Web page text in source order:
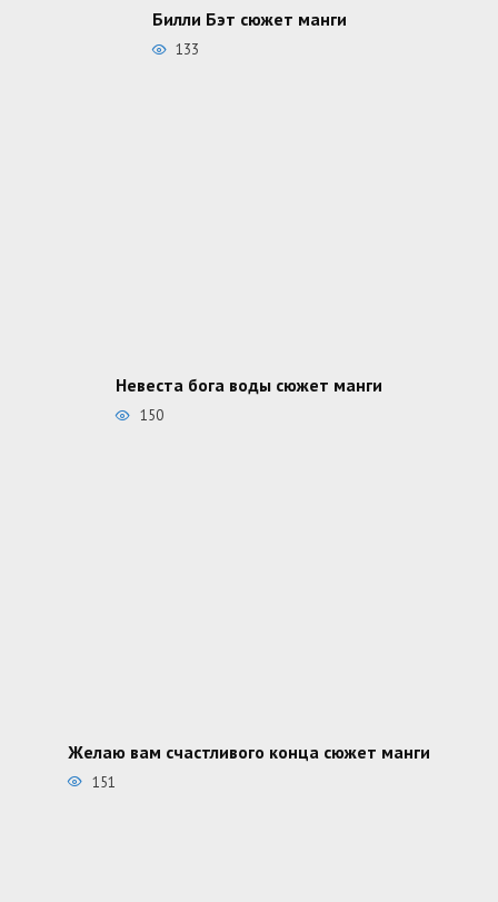
Билли Бэт сюжет манги
133
Невеста бога воды сюжет манги
150
Желаю вам счастливого конца сюжет манги
151